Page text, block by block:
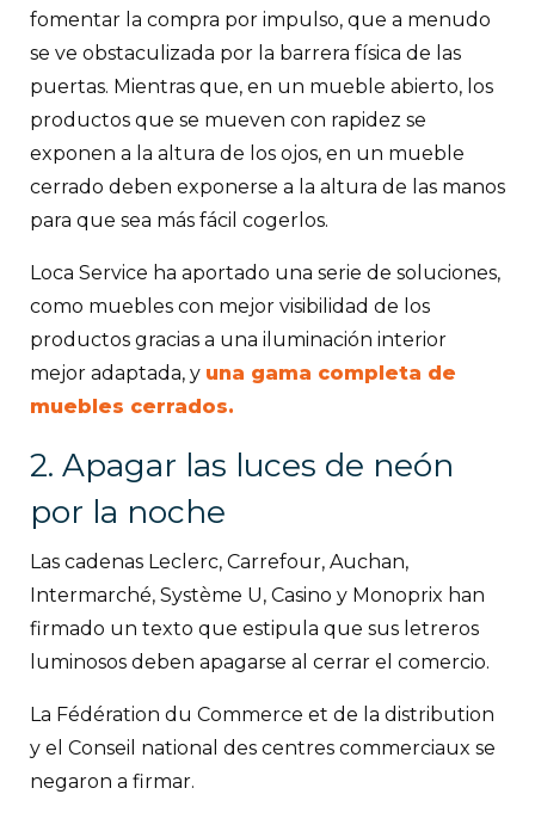
fomentar la compra por impulso, que a menudo
se ve obstaculizada por la barrera física de las
puertas. Mientras que, en un mueble abierto, los
productos que se mueven con rapidez se
exponen a la altura de los ojos, en un mueble
cerrado deben exponerse a la altura de las manos
para que sea más fácil cogerlos.
Loca Service ha aportado una serie de soluciones,
como muebles con mejor visibilidad de los
productos gracias a una iluminación interior
mejor adaptada, y una gama completa de
muebles cerrados.
2. Apagar las luces de neón
por la noche
Las cadenas Leclerc, Carrefour, Auchan,
Intermarché, Système U, Casino y Monoprix han
firmado un texto que estipula que sus letreros
luminosos deben apagarse al cerrar el comercio.
La Fédération du Commerce et de la distribution
y el Conseil national des centres commerciaux se
negaron a firmar.